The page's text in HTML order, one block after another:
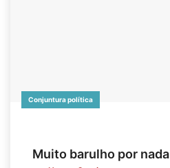
Conjuntura política
Muito barulho por nada